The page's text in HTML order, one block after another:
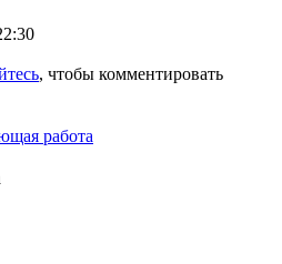
, чтобы комментировать
работа